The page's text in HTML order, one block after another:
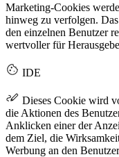
Marketing-Cookies
hinweg zu verfolgen.
den einzelnen Benutzer
wertvoller für
IDE
Dieses Cookie wird
die Aktionen des
Anklicken einer der
dem Ziel, die
Werbung an den